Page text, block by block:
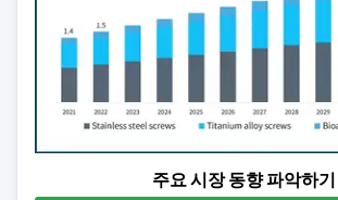
주요 시장 동향 파악하기